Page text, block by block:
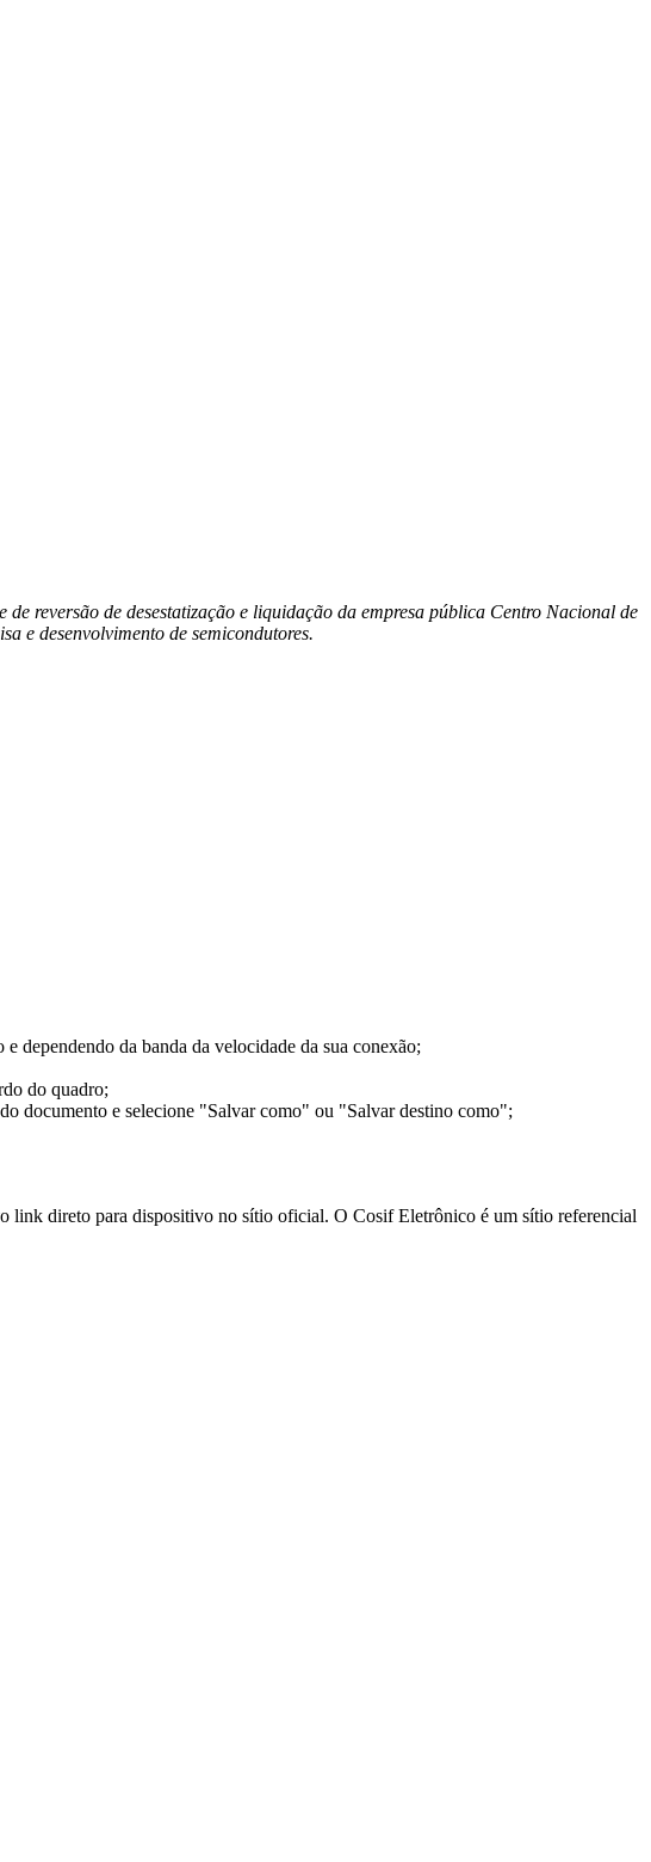
reversão de desestatização e liquidação da empresa pública Centro Nacional de
e desenvolvimento de semicondutores.
dependendo da banda da velocidade da sua conexão;
do quadro;
documento e selecione "Salvar como" ou "Salvar destino como";
link direto para dispositivo no sítio oficial. O Cosif Eletrônico é um sítio referencial